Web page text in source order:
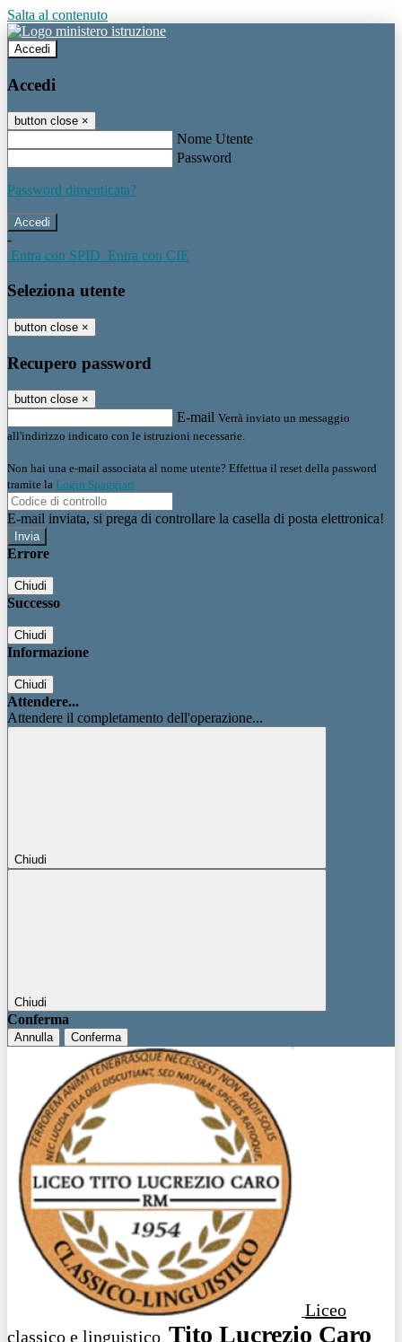
Salta al contenuto
Accedi
Accedi
button close ×
Nome Utente
Password
Password dimenticata?
-
Entra con SPID Entra con CIE
Seleziona utente
button close ×
Recupero password
button close ×
E-mail Verrà inviato un messaggio
all'indirizzo indicato con le istruzioni necessarie.
Non hai una e-mail associata al nome utente? Effettua il reset della password
tramite la Login Spaggiari
E-mail inviata, si prega di controllare la casella di posta elettronica!
Errore
Chiudi
Successo
Chiudi
Informazione
Chiudi
Attendere...
Attendere il completamento dell'operazione...
Chiudi
Chiudi
Conferma
Annulla Conferma
Liceo
classico e linguistico Tito Lucrezio Caro